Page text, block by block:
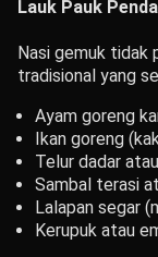
Lauk Pauk
Nasi gemuk tidak
tradisional yang
Ayam goreng
Ikan goreng
Telur dadar
Sambal terasi
Lalapan segar
Kerupuk atau